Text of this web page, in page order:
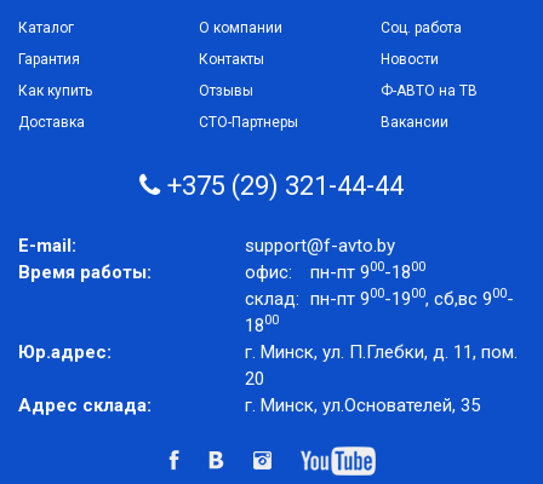
Каталог
Гарантия
Как купить
Доставка
О компании
Контакты
Отзывы
СТО-Партнеры
Соц. работа
Новости
Ф-АВТО на ТВ
Вакансии
+375 (29) 321-44-44
E-mail:
support@f-avto.by
Время работы:
офис: пн-пт 900-1800
склад: пн-пт 900-1900, сб,вс 900-
1800
Юр.адрес:
г. Минск, ул. П.Глебки, д. 11, пом.
20
Адрес склада:
г. Минск, ул.Основателей, 35